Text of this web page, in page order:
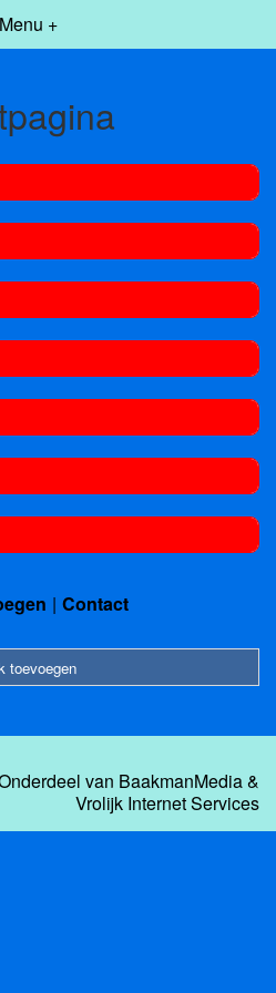
Menu +
Contact
toevoegen
van BaakmanMedia&
Vrolijk Internet Services